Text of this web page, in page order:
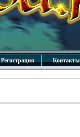
Регистрация Контакты